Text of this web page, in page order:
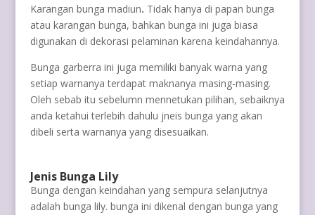
Karangan bunga madiun. Tidak hanya di papan bunga
atau karangan bunga, bahkan bunga ini juga biasa
digunakan di dekorasi pelaminan karena keindahannya.
Bunga garberra ini juga memiliki banyak warna yang
setiap warnanya terdapat maknanya masing-masing.
Oleh sebab itu sebelumn mennetukan pilihan, sebaiknya
anda ketahui terlebih dahulu jneis bunga yang akan
dibeli serta warnanya yang disesuaikan.
Jenis Bunga Lily
Bunga dengan keindahan yang sempura selanjutnya
adalah bunga lily. bunga ini dikenal dengan bunga yang